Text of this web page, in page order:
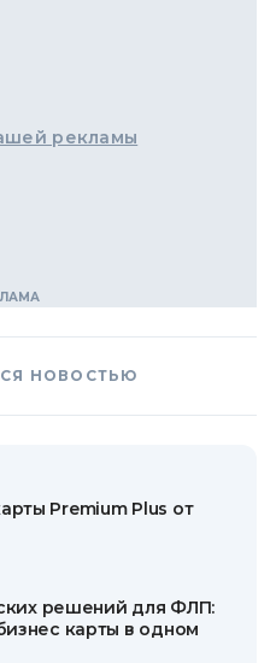
рекламы
НОВОСТЬЮ
Premium Plus от
решений для ФЛП:
карты в одном